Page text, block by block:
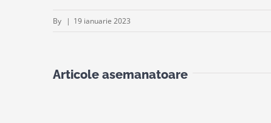
By | 19 ianuarie 2023
Articole asemanatoare